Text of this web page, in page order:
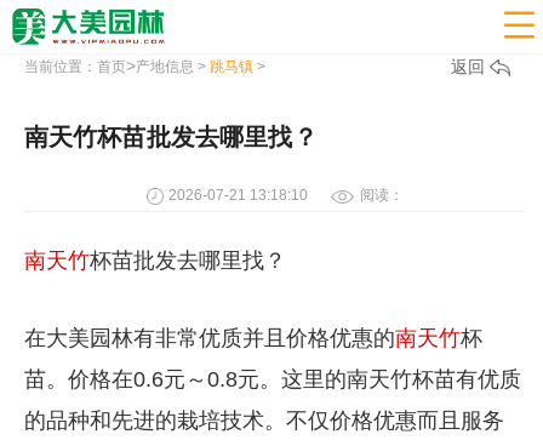

当前位置： 首页>产地信息 > 跳马镇> 返回
南天竹杯苗批发去哪里找？
2026-07-21 13:18:10 阅读：
南天竹杯苗批发去哪里找？
在大美园林有非常优质并且价格优惠的南天竹杯
苗。价格在0.6元～0.8元。这里的南天竹杯苗有优质
的品种和先进的栽培技术。不仅价格优惠而且服务